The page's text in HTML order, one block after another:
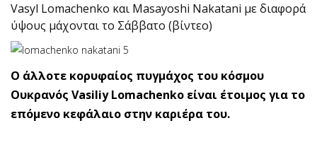
Vasyl Lomachenko και Masayoshi Nakatani με διαφορά
ύψους μάχονται το Σάββατο (βίντεο)
O άλλοτε κορυφαίος πυγμάχος του κόσμου
Ουκρανός Vasiliy Lomachenko είναι έτοιμος για το
επόμενο κεφάλαιο στην καριέρα του.